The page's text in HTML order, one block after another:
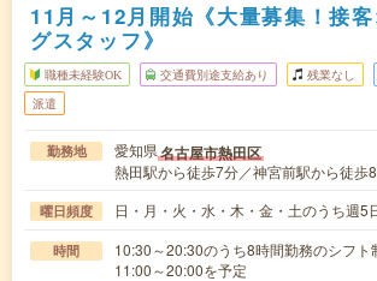
11月～12月開始《大量募集！接
グスタッフ》
職種未経験OK 交通費別途支給あり 残業なし
派遣
勤務地 愛知県名古屋市熱田区
熱田駅から徒歩7分／神宮前駅から徒歩
曜日頻度 日・月・火・水・木・金・土のうち週5
時間
10:30～20:30のうち8時間勤務のシフト
11:00～20:00を予定